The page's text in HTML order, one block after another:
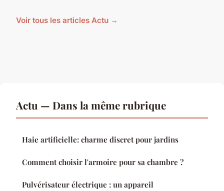
Voir tous les articles Actu →
Actu — Dans la même rubrique
Haie artificielle: charme discret pour jardins
Comment choisir l'armoire pour sa chambre ?
Pulvérisateur électrique : un appareil